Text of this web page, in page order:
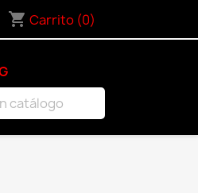
shopping_cart Carrito (0)